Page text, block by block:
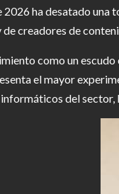
2026 ha desatado
creadores de
como un
el mayor
del sector,